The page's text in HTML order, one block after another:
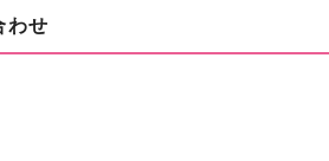
わせ